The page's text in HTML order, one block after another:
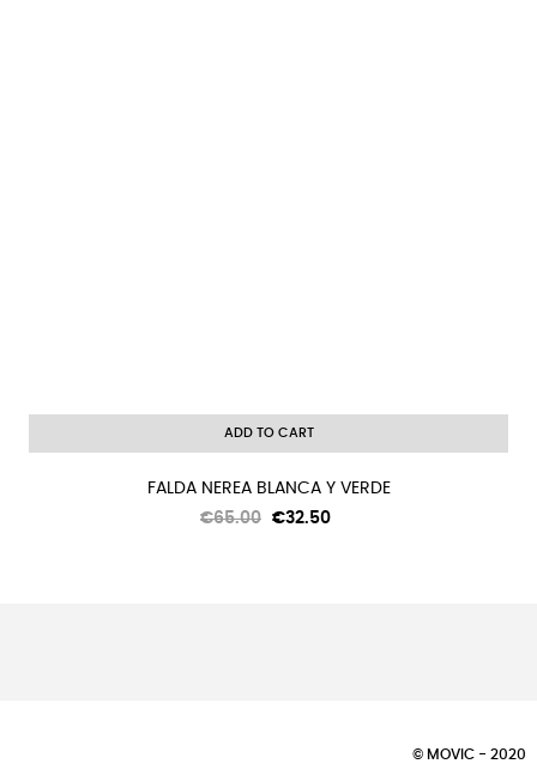
ADD TO CART
FALDA NEREA BLANCA Y VERDE
Regular
€65.00 Price
€32.50
© MOVIC - 2020